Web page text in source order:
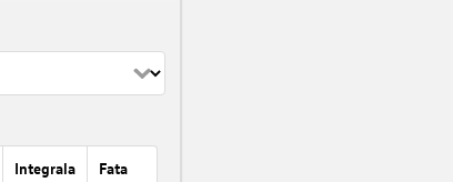
Integrala Fata